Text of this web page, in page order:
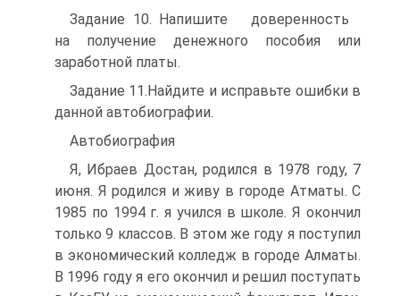
Задание 10. Напишите доверенность
на получение денежного пособия или
заработной платы.
Задание 11.Найдите и исправьте ошибки в
данной автобиографии.
Автобиография
Я, Ибраев Достан, родился в 1978 году, 7
июня. Я родился и живу в городе Атматы. С
1985 по 1994 г. я учился в школе. Я окончил
только 9 классов. В этом же году я поступил
в экономический колледж в городе Алматы.
В 1996 году я его окончил и решил поступать